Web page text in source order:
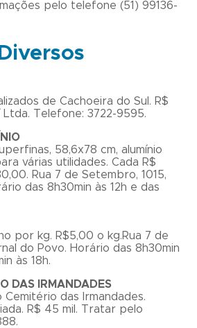
pelo telefone (51) 99136-
de Cachoeira do Sul. R$
Ltda. Telefone: 3722-9595.
58,6x78 cm, alumínio
várias utilidades. Cada R$
Rua 7 de Setembro, 1015,
das 8h30min às 12h e das
por kg. R$5,00 o kg.Rua 7 de
do Povo. Horário das 8h30min
às 18h.
DAS IRMANDADES
das Irmandades.
R$ 45 mil. Tratar pelo